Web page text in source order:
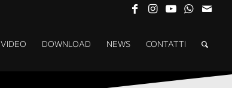
VIDEO DOWNLOAD NEWS CONTATTI